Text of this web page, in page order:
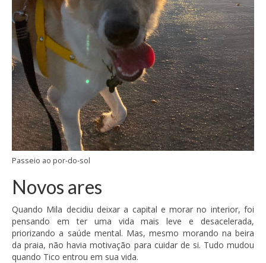
Passeio ao por-do-sol
Novos ares
Quando Mila decidiu deixar a capital e morar no interior, foi
pensando em ter uma vida mais leve e desacelerada,
priorizando a saúde mental. Mas, mesmo morando na beira
da praia, não havia motivação para cuidar de si. Tudo mudou
quando Tico entrou em sua vida.